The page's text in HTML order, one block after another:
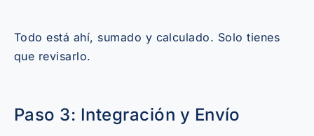
Todo está ahí, sumado y calculado. Solo tienes
que revisarlo.
Paso 3: Integración y Envío